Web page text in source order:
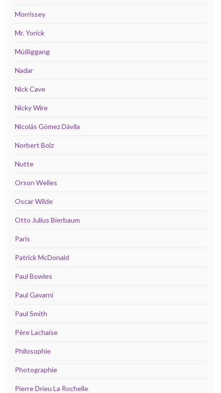
Morrissey
Mr. Yorick
Müßiggang
Nadar
Nick Cave
Nicky Wire
Nicolás Gómez Dávila
Norbert Bolz
Nutte
Orson Welles
Oscar Wilde
Otto Julius Bierbaum
Paris
Patrick McDonald
Paul Bowles
Paul Gavarni
Paul Smith
Père Lachaise
Philosophie
Photographie
Pierre Drieu La Rochelle